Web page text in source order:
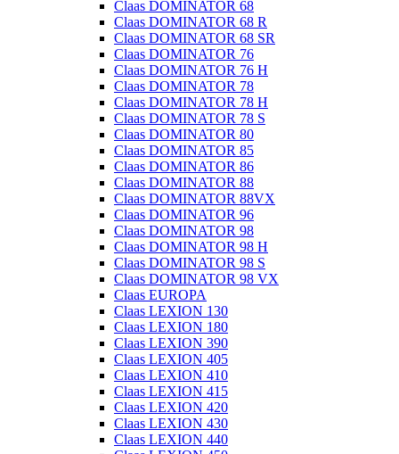
Claas DOMINATOR 68
Claas DOMINATOR 68 R
Claas DOMINATOR 68 SR
Claas DOMINATOR 76
Claas DOMINATOR 76 H
Claas DOMINATOR 78
Claas DOMINATOR 78 H
Claas DOMINATOR 78 S
Claas DOMINATOR 80
Claas DOMINATOR 85
Claas DOMINATOR 86
Claas DOMINATOR 88
Claas DOMINATOR 88VX
Claas DOMINATOR 96
Claas DOMINATOR 98
Claas DOMINATOR 98 H
Claas DOMINATOR 98 S
Claas DOMINATOR 98 VX
Claas EUROPA
Claas LEXION 130
Claas LEXION 180
Claas LEXION 390
Claas LEXION 405
Claas LEXION 410
Claas LEXION 415
Claas LEXION 420
Claas LEXION 430
Claas LEXION 440